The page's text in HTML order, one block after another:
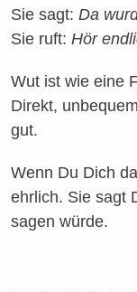
Sie sagt: Da
Sie ruft: Hör
Wut ist wie eine
Direkt,
gut.
Wenn Du Dich
ehrlich. Sie sagt
sagen würde.